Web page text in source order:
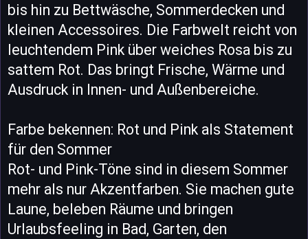
bis hin zu Bettwäsche, Sommerdecken und
kleinen Accessoires. Die Farbwelt reicht von
leuchtendem Pink über weiches Rosa bis zu
sattem Rot. Das bringt Frische, Wärme und
Ausdruck in Innen- und Außenbereiche.
Farbe bekennen: Rot und Pink als Statement
für den Sommer
Rot- und Pink-Töne sind in diesem Sommer
mehr als nur Akzentfarben. Sie machen gute
Laune, beleben Räume und bringen
Urlaubsfeeling in Bad, Garten, den